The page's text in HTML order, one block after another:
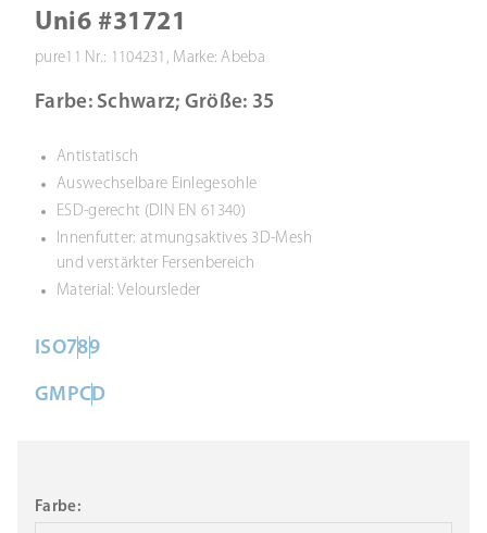
Uni6 #31721
pure11 Nr.: 1104231, Marke: Abeba
Farbe: Schwarz; Größe: 35
Antistatisch
Auswechselbare Einlegesohle
ESD-gerecht (DIN EN 61340)
Innenfutter: atmungsaktives 3D-Mesh
und verstärkter Fersenbereich
Material: Veloursleder
ISO789
GMPCD
Farbe: